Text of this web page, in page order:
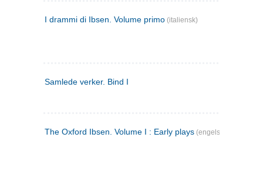
I drammi di Ibsen. Volume primo (italiensk)
Samlede verker. Bind I
The Oxford Ibsen. Volume I : Early plays (engelsk)